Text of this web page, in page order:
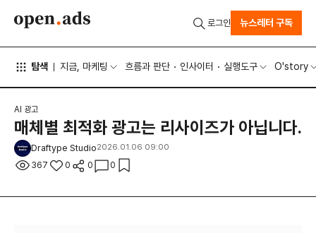
탐색 지금, 마케팅 흐름과 판단 인사이터 실행도구 O'story
로그인 뉴스레터 구독
AI 광고
매체별 최적화 광고는 리사이즈가 아닙니다.
Draftype Studio2026.01.06 09:00
367 0 0 0